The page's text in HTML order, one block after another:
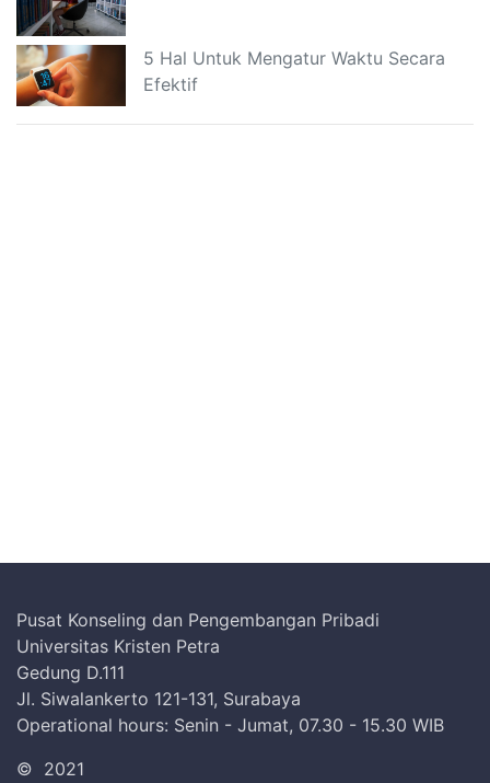
5 Hal Untuk Mengatur Waktu Secara
Efektif
Pusat Konseling dan Pengembangan Pribadi
Universitas Kristen Petra
Gedung D.111
Jl. Siwalankerto 121-131, Surabaya
Operational hours: Senin - Jumat, 07.30 - 15.30 WIB
© 2021